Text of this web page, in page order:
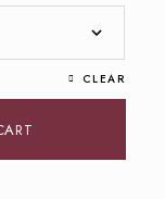
CLEAR